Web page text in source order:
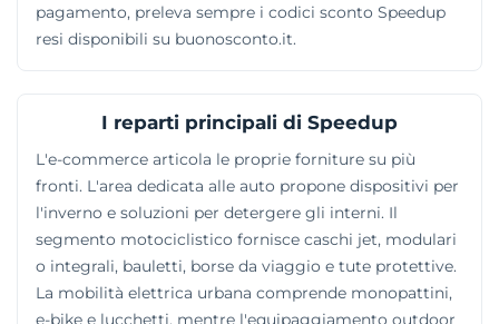
pagamento, preleva sempre i codici sconto Speedup
resi disponibili su buonosconto.it.
I reparti principali di Speedup
L'e-commerce articola le proprie forniture su più
fronti. L'area dedicata alle auto propone dispositivi per
l'inverno e soluzioni per detergere gli interni. Il
segmento motociclistico fornisce caschi jet, modulari
o integrali, bauletti, borse da viaggio e tute protettive.
La mobilità elettrica urbana comprende monopattini,
e-bike e lucchetti, mentre l'equipaggiamento outdoor